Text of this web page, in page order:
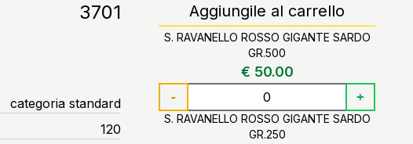
3701
categoria standard
120
Aggiungile al carrello
S. RAVANELLO ROSSO GIGANTE SARDO
GR.500
€ 50.00
- +
S. RAVANELLO ROSSO GIGANTE SARDO
GR.250